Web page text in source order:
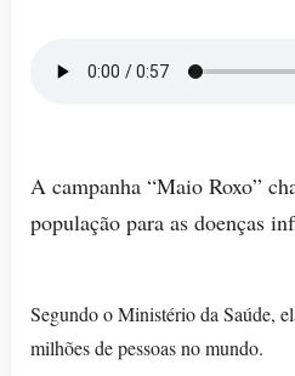
A campanha “Maio Roxo”
população para as doenças
Segundo o Ministério da Saúde,
milhões de pessoas no mundo.